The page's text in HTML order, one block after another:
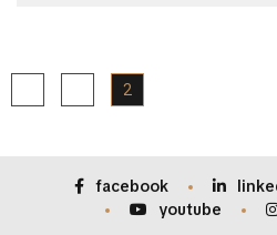
2
facebook
youtube